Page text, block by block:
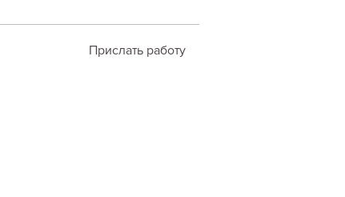
Прислать работу